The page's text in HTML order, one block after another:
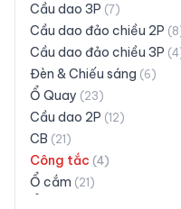
Cầu dao 3P (7)
Cầu dao đảo chiều 2P (8
Cầu dao đảo chiều 3P (4
Đèn & Chiếu sáng (6)
Ổ Quay (23)
Cầu dao 2P (12)
CB (21 )
Công tắc (4)
Ổ cắm (21 )